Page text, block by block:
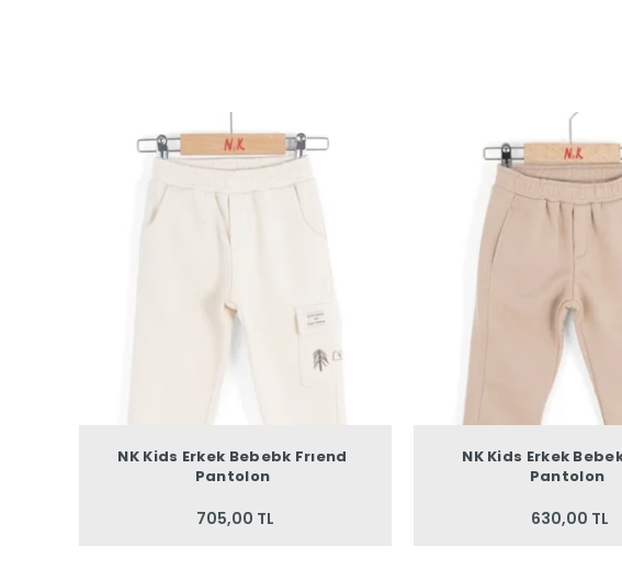
NK Kids Erkek Bebebk Frıend
Pantolon
705,00 TL
NK Kids Erkek
Pantolon
630,00 TL